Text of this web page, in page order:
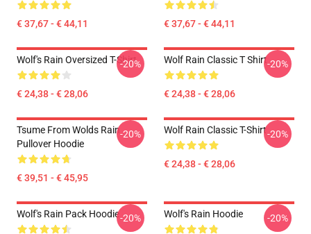
€ 37,67 - € 44,11 € 37,67 - € 44,11
Wolf's Rain Oversized T-Shirt
€ 24,38 - € 28,06
-20% Wolf Rain Classic T Shirt
€ 24,38 - € 28,06
-20%
Tsume From Wolds Rain
Pullover Hoodie
€ 39,51 - € 45,95
-20% Wolf Rain Classic T-Shirt
€ 24,38 - € 28,06
-20%
Wolf's Rain Pack Hoodie-20% Wolf's Rain Hoodie -20%